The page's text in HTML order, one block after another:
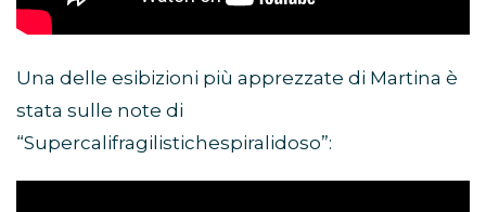
Una delle esibizioni più apprezzate di Martina è
stata sulle note di
“Supercalifragilistichespiralidoso”: